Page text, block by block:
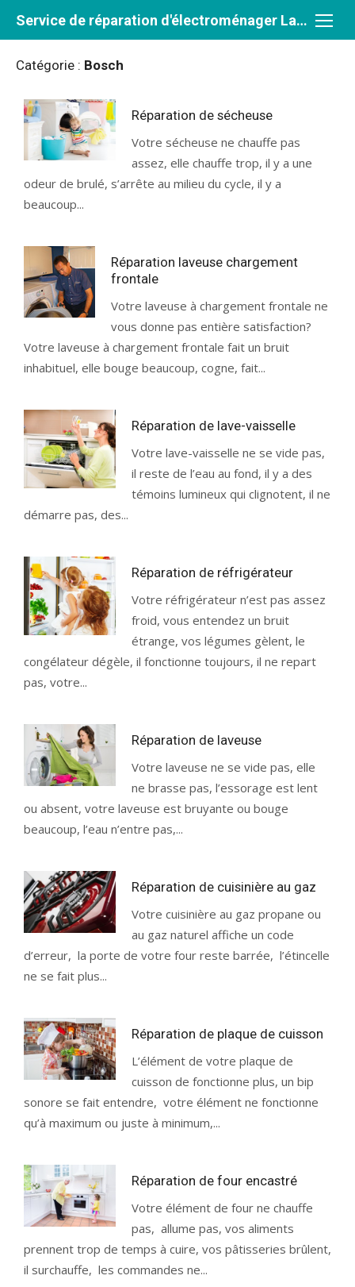
Service de réparation d'électroménager Laval et Rive-Nord
Catégorie : Bosch
Réparation de sécheuse
Votre sécheuse ne chauffe pas
assez, elle chauffe trop, il y a une
odeur de brulé, s’arrête au milieu du cycle, il y a
beaucoup...
Réparation laveuse chargement
frontale
Votre laveuse à chargement frontale ne
vous donne pas entière satisfaction?
Votre laveuse à chargement frontale fait un bruit
inhabituel, elle bouge beaucoup, cogne, fait...
Réparation de lave-vaisselle
Votre lave-vaisselle ne se vide pas,
il reste de l’eau au fond, il y a des
témoins lumineux qui clignotent, il ne
démarre pas, des...
Réparation de réfrigérateur
Votre réfrigérateur n’est pas assez
froid, vous entendez un bruit
étrange, vos légumes gèlent, le
congélateur dégèle, il fonctionne toujours, il ne repart
pas, votre...
Réparation de laveuse
Votre laveuse ne se vide pas, elle
ne brasse pas, l’essorage est lent
ou absent, votre laveuse est bruyante ou bouge
beaucoup, l’eau n’entre pas,...
Réparation de cuisinière au gaz
Votre cuisinière au gaz propane ou
au gaz naturel affiche un code
d’erreur, la porte de votre four reste barrée, l’étincelle
ne se fait plus...
Réparation de plaque de cuisson
L’élément de votre plaque de
cuisson de fonctionne plus, un bip
sonore se fait entendre, votre élément ne fonctionne
qu’à maximum ou juste à minimum,...
Réparation de four encastré
Votre élément de four ne chauffe
pas, allume pas, vos aliments
prennent trop de temps à cuire, vos pâtisseries brûlent,
il surchauffe, les commandes ne...